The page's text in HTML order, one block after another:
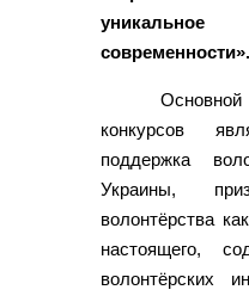
современности».
конкурсов
поддержка
Украины,
волонтёрства
настоящего,
волонтёрских